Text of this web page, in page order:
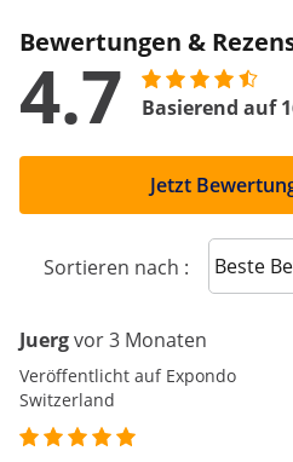
Bewertungen &
4.7 Basierend auf
Jetzt
Sortieren nach : Sort
Juergvor 3 Monaten
Veröffentlicht auf Expondo
Switzerland